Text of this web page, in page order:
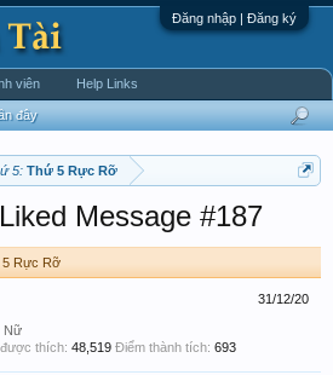
Đăng nhập | Đăng ký
5: Thứ 5 Rực Rỡ
Message #187
5 Rực Rỡ
31/12/20
, Nữ
thích: 48,519 Điểm thành tích: 693
đây
viên Help Links